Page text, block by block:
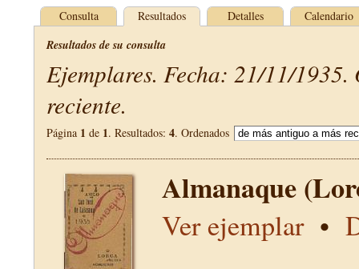
Consulta Resultados Detalles Calendario
Resultados de su consulta
Ejemplares. Fecha: 21/11/1935.
reciente.
Página 1 de 1. Resultados: 4. Ordenados
Almanaque
Ver ejemplar•